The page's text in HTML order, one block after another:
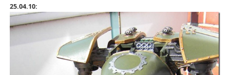
25.04.10: